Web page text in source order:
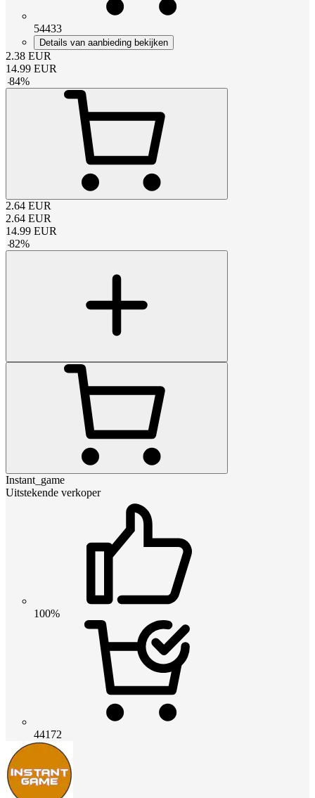
54433
Details van aanbieding bekijken
2.38 EUR
14.99 EUR
-84%
2.64 EUR
2.64 EUR
14.99 EUR
-82%
Instant_game
Uitstekende verkoper
100%
44172